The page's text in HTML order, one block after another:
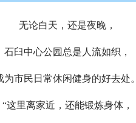
无论白天，还是夜晚，
中心公园总是人流如织，
民日常休闲健身的好去处。
里离家近，还能锻炼身体，